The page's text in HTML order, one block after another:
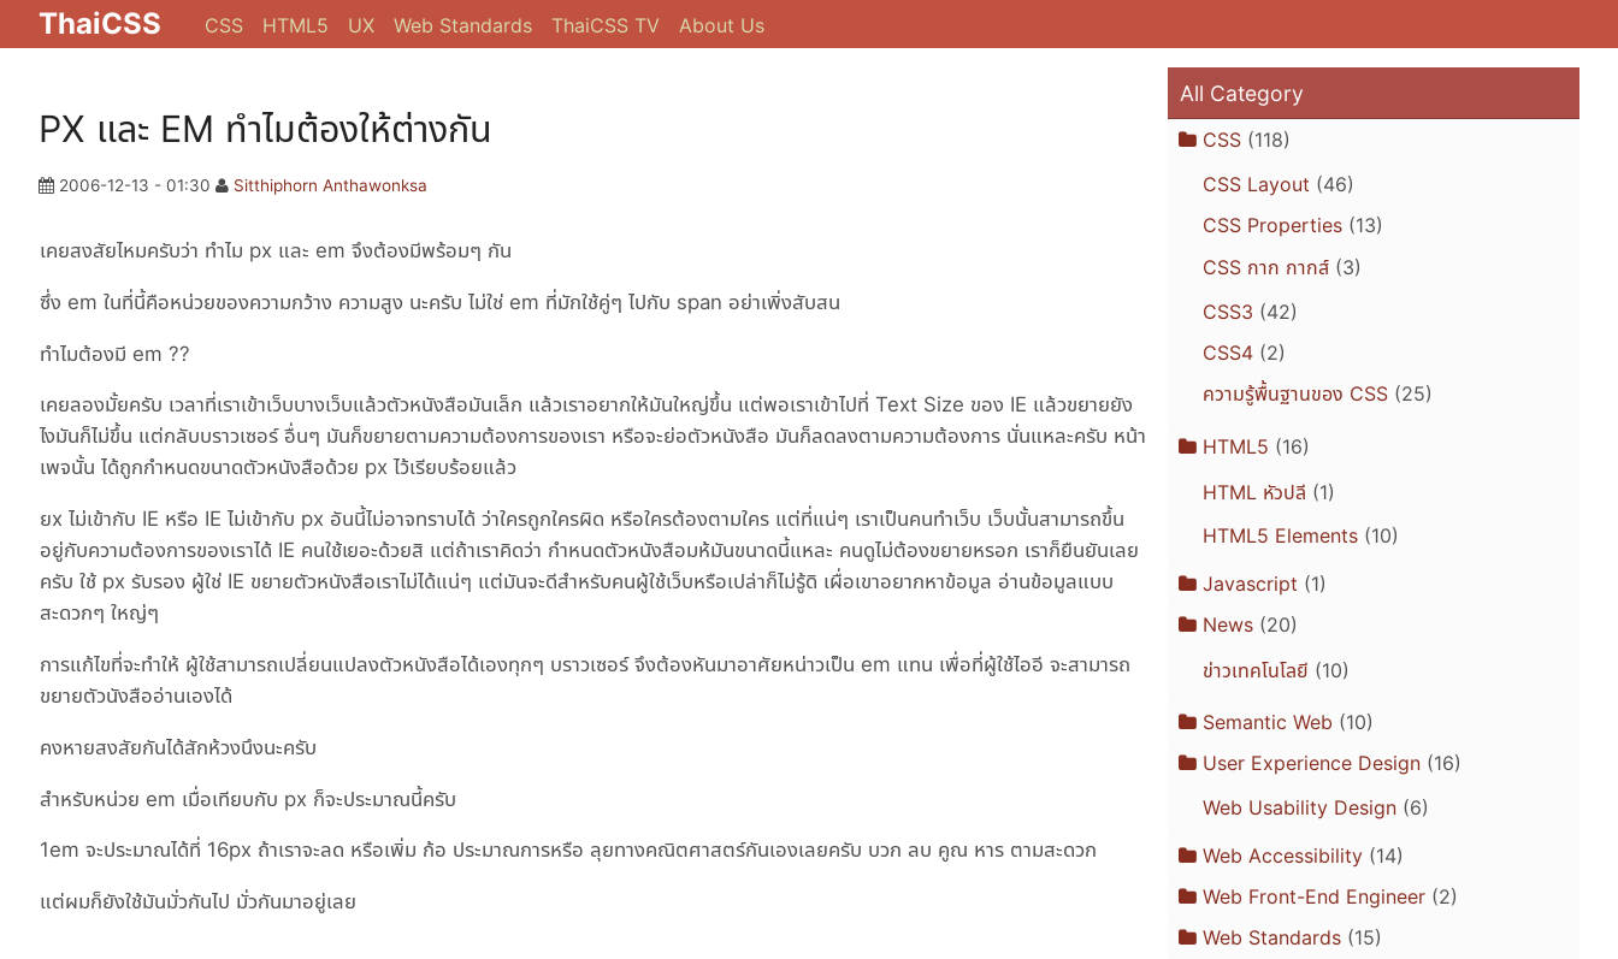
ThaiCSS CSS HTML5 UX Web Standards ThaiCSS TV About Us
PX และ EM ทำไมต้องให้ต่างกัน
2006-12-13 - 01:30 Sitthiphorn Anthawonksa
เคยสงสัยไหมครับว่า ทำไม px และ em จึงต้องมีพร้อมๆ กัน
ซึ่ง em ในที่นี้คือหน่วยของความกว้าง ความสูง นะครับ ไม่ใช่ em ที่มักใช้คู่ๆ ไปกับ span อย่าเพิ่งสับสน
ทำไมต้องมี em ??
เคยลองมั้ยครับ เวลาที่เราเข้าเว็บบางเว็บแล้วตัวหนังสือมันเล็ก แล้วเราอยากให้มันใหญ่ขึ้น แต่พอเราเข้าไปที่ Text Size ของ IE แล้วขยายยัง
ไงมันก็ไม่ขึ้น แต่กลับบราวเซอร์ อื่นๆ มันก็ขยายตามความต้องการของเรา หรือจะย่อตัวหนังสือ มันก็ลดลงตามความต้องการ นั่นแหละครับ หน้า
เพจนั้น ได้ถูกกำหนดขนาดตัวหนังสือด้วย px ไว้เรียบร้อยแล้ว
ยx ไม่เข้ากับ IE หรือ IE ไม่เข้ากับ px อันนี้ไม่อาจทราบได้ ว่าใครถูกใครผิด หรือใครต้องตามใคร แต่ที่แน่ๆ เราเป็นคนทำเว็บ เว็บนั้นสามารถขึ้น
อยู่กับความต้องการของเราได้ IE คนใช้เยอะด้วยสิ แต่ถ้าเราคิดว่า กำหนดตัวหนังสือมห้มันขนาดนี้แหละ คนดูไม่ต้องขยายหรอก เราก็ยืนยันเลย
ครับ ใช้ px รับรอง ผู้ใช่ IE ขยายตัวหนังสือเราไม่ได้แน่ๆ แต่มันจะดีสำหรับคนผู้ใช้เว็บหรือเปล่าก็ไม่รู้ดิ เผื่อเขาอยากหาข้อมูล อ่านข้อมูลแบบ
สะดวกๆ ใหญ่ๆ
การแก้ไขที่จะทำให้ ผู้ใช้สามารถเปลี่ยนแปลงตัวหนังสือได้เองทุกๆ บราวเซอร์ จึงต้องหันมาอาศัยหน่าวเป็น em แทน เพื่อที่ผู้ใช้ไออี จะสามารถ
ขยายตัวนังสืออ่านเองได้
คงหายสงสัยกันได้สักห้วงนึงนะครับ
สำหรับหน่วย em เมื่อเทียบกับ px ก็จะประมาณนี้ครับ
1em จะประมาณได้ที่ 16px ถ้าเราจะลด หรือเพิ่ม ก้อ ประมาณการหรือ ลุยทางคณิตศาสตร์กันเองเลยครับ บวก ลบ คูณ หาร ตามสะดวก
แต่ผมก็ยังใช้มันมั่วกันไป มั่วกันมาอยู่เลย
All Category
CSS (118)
CSS Layout (46)
CSS Properties(13)
CSS กาก กากส์(3)
CSS3 (42)
CSS4(2)
ความรู้พื้นฐานของ CSS(25)
HTML5 (16)
HTML หัวปลี (1)
HTML5 Elements(10)
Javascript (1)
News (20)
ข่าวเทคโนโลยี (10)
Semantic Web (10)
User Experience Design (16)
Web Usability Design(6)
Web Accessibility (14)
Web Front-End Engineer (2)
Web Standards (15)